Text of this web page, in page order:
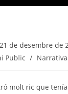
21 de desembre de
Public / Narrativa
molt ric que